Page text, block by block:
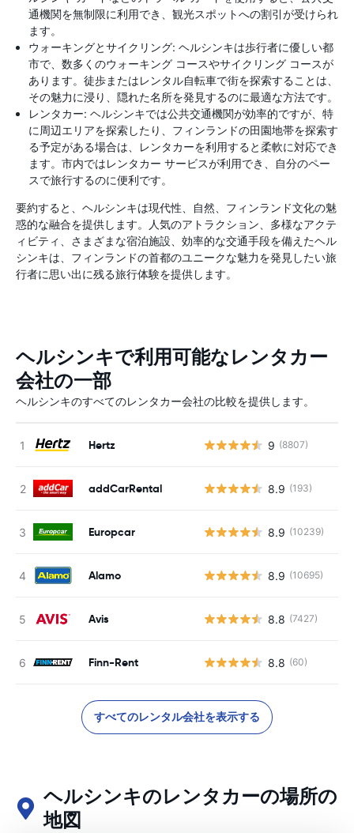
通機関を無制限に利用でき、観光スポットへの割引が受けられ
ます。
ウォーキングとサイクリング: ヘルシンキは歩行者に優しい都
市で、数多くのウォーキング コースやサイクリング コースが
あります。徒歩またはレンタル自転車で街を探索することは、
その魅力に浸り、隠れた名所を発見するのに最適な方法です。
レンタカー: ヘルシンキでは公共交通機関が効率的ですが、特
に周辺エリアを探索したり、フィンランドの田園地帯を探索す
る予定がある場合は、レンタカーを利用すると柔軟に対応でき
ます。市内ではレンタカー サービスが利用でき、自分のペー
スで旅行するのに便利です。
要約すると、ヘルシンキは現代性、自然、フィンランド文化の魅
惑的な融合を提供します。人気のアトラクション、多様なアクテ
ィビティ、さまざまな宿泊施設、効率的な交通手段を備えたヘル
シンキは、フィンランドの首都のユニークな魅力を発見したい旅
行者に思い出に残る旅行体験を提供します。
ヘルシンキで利用可能なレンタカー
会社の一部
ヘルシンキのすべてのレンタカー会社の比較を提供します。
Hertz 9 (8807)
addCarRental 8.9 (193)
Europcar 8.9 (10239)
Alamo 8.9 (10695)
Avis 8.8 (7427)
Finn-Rent 8.8 (60)
すべてのレンタル会社を表示する
ヘルシンキのレンタカーの場所の
地図